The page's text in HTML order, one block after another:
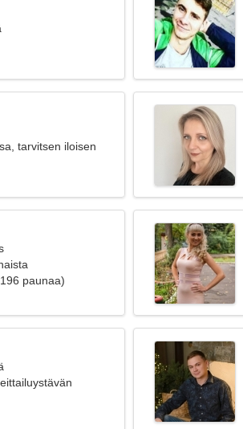
tarvitsen iloisen
paunaa)